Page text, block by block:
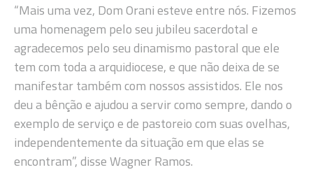
“Mais uma vez, Dom Orani esteve entre nós. Fizemos
uma homenagem pelo seu jubileu sacerdotal e
agradecemos pelo seu dinamismo pastoral que ele
tem com toda a arquidiocese, e que não deixa de se
manifestar também com nossos assistidos. Ele nos
deu a bênção e ajudou a servir como sempre, dando o
exemplo de serviço e de pastoreio com suas ovelhas,
independentemente da situação em que elas se
encontram”, disse Wagner Ramos.